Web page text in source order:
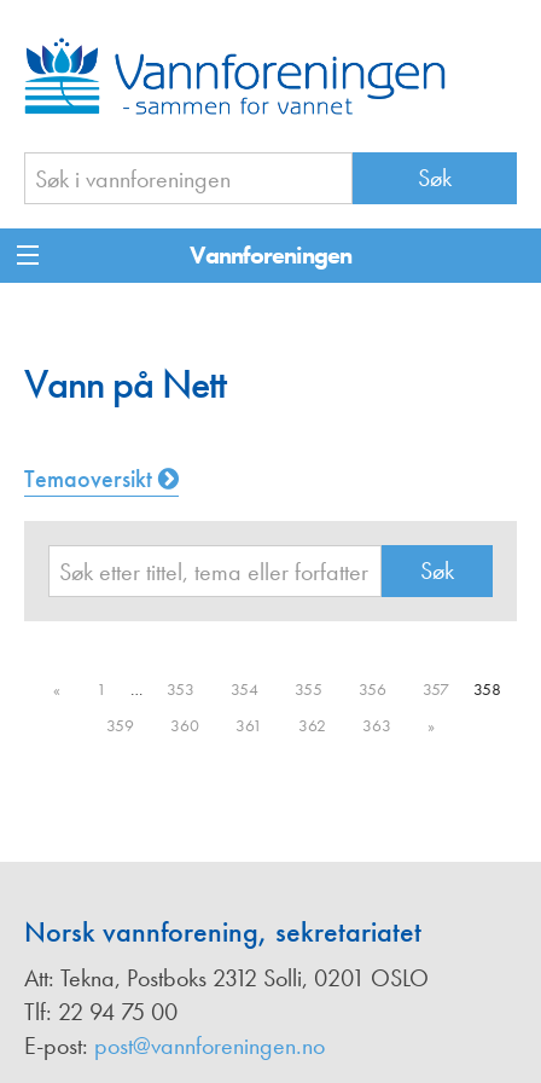
Vannforeningen
Vann på Nett
Temaoversikt
« 1 … 353 354 355 356 357
358
359
360 361 362 363 »
Norsk vannforening, sekretariatet
Att: Tekna, Postboks 2312 Solli, 0201 OSLO
Tlf: 22 94 75 00
E-post: post@vannforeningen.no